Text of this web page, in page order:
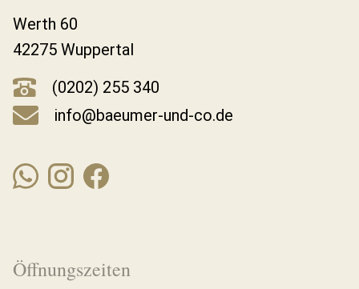
Werth 60
42275 Wuppertal
(0202) 255 340
info@baeumer-und-co.de
Öffnungszeiten